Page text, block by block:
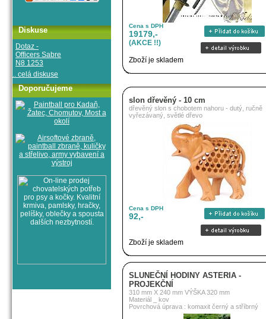
Cena s DPH
19179,-
(AKCE !!)
Zboží je skladem
slon dřevěný - 10 cm
dřevěný slon s chobotem nahoru - dutý, ručně
vyřezávaný, světlé dřevo
Cena s DPH
92,-
Zboží je skladem
SLUNEČNÍ HODINY ASTERIA -
PROJEKČNÍ
310 mm X 240 mm VÝŠKA 320 mm
Materiál _ kov
Povrchová úprava : komaxit černý a stříbrný
Diskuse
Dotaz -
Officers Sabre
N8 1253
.. celá diskuse
Doporučujeme